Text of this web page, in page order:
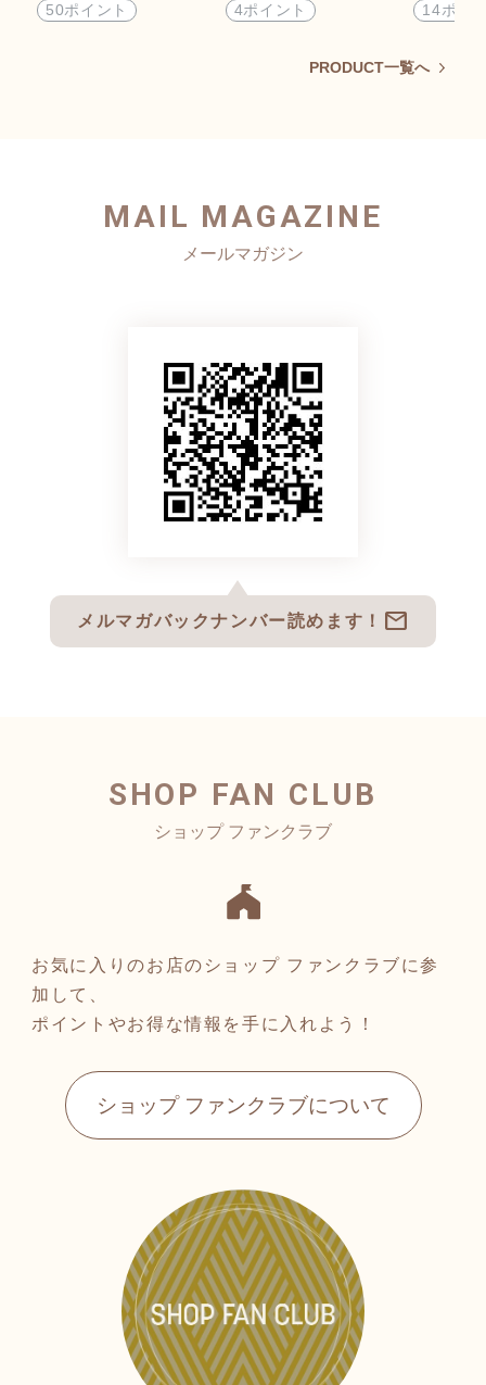
50ポイント 4ポイント 14ポイ
PRODUCT一覧へ
MAIL MAGAZINE
メルマガバックナンバー読めます！ mail
SHOP FAN CLUB
お気に入りのお店のショップ ファンクラブに参
加して、
ポイントやお得な情報を手に入れよう！
ショップ ファンクラブについて